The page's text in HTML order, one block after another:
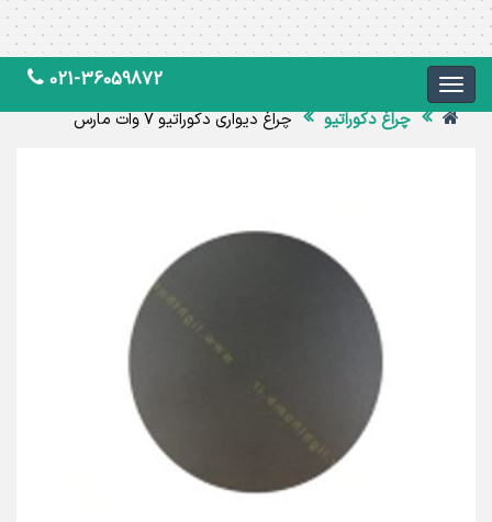
021-36059872
چراغ دکوراتیو چراغ دیواری دکوراتیو 7 وات مارس